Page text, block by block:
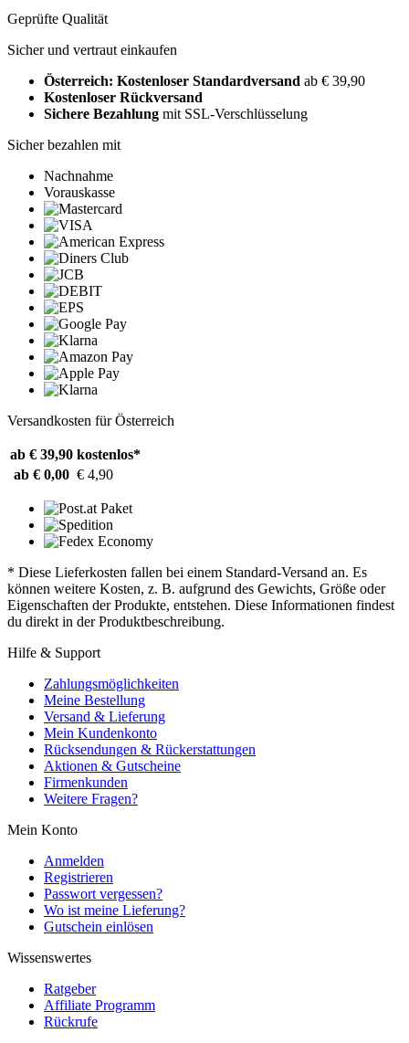
Geprüfte Qualität
Sicher und vertraut einkaufen
Österreich: Kostenloser Standardversand ab € 39,90
Kostenloser Rückversand
Sichere Bezahlung mit SSL-Verschlüsselung
Sicher bezahlen mit
Nachnahme
Vorauskasse
Versandkosten für Österreich
ab € 39,90 kostenlos*
ab € 0,00 € 4,90
* Diese Lieferkosten fallen bei einem Standard-Versand an. Es
können weitere Kosten, z. B. aufgrund des Gewichts, Größe oder
Eigenschaften der Produkte, entstehen. Diese Informationen findest
du direkt in der Produktbeschreibung.
Hilfe & Support
Zahlungsmöglichkeiten
Meine Bestellung
Versand & Lieferung
Mein Kundenkonto
Rücksendungen & Rückerstattungen
Aktionen & Gutscheine
Firmenkunden
Weitere Fragen?
Mein Konto
Anmelden
Registrieren
Passwort vergessen?
Wo ist meine Lieferung?
Gutschein einlösen
Wissenswertes
Ratgeber
Affiliate Programm
Rückrufe